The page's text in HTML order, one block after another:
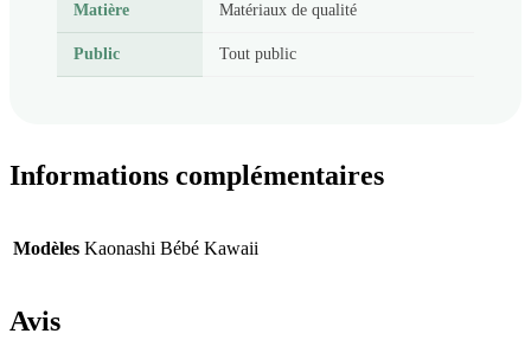
Matière Matériaux de qualité
Public Tout public
Informations complémentaires
Modèles Kaonashi Bébé Kawaii
Avis